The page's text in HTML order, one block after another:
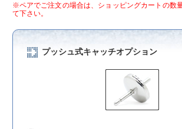
※ペアでご注文の場合は、ショッピングカートの数
て下さい。
プッシュ式キャッチオプション